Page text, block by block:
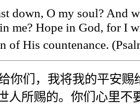
down, O my soul? And
me? Hope in God, for I
of His countenance.
你们，我将我的平安赐
人所赐的。你们心里不